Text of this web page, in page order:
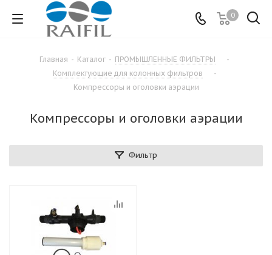
0
Главная - Каталог - ПРОМЫШЛЕННЫЕ ФИЛЬТРЫ
-
Комплектующие для колонных фильтров
-
Компрессоры и оголовки аэрации
Компрессоры и оголовки аэрации
Фильтр